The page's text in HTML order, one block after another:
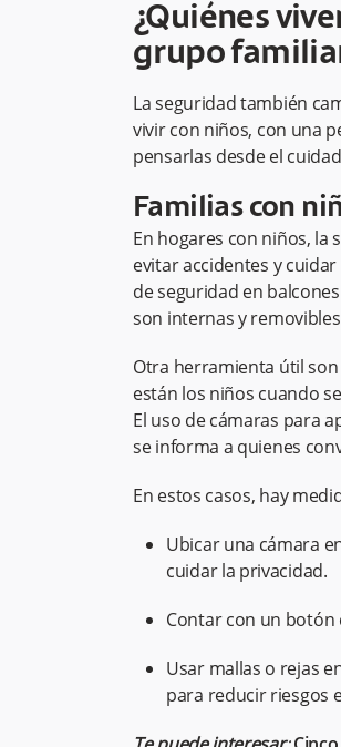
¿Quiénes
grupo
La seguridad también
vivir con niños, con una
pensarlas desde el
Familias con
En hogares con niños,
evitar accidentes y
de seguridad en
son internas y
Otra herramienta útil
están los niños cuando
El uso de cámaras para
se informa a quienes
En estos casos, hay
Ubicar una cámara
cuidar la privacidad.
Contar con un botón
Usar mallas o rejas
para reducir riesgos